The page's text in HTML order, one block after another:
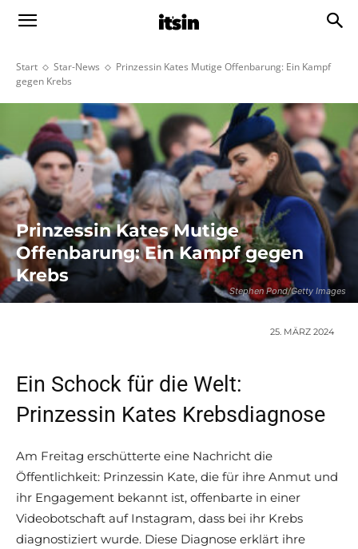
Start Star-News
Prinzessin Kates Mutige Offenbarung: Ein Kampf
gegen Krebs
Stephen Pond/Getty Images
Prinzessin Kates Mutige
Offenbarung: Ein Kampf gegen
Krebs
25. MÄRZ 2024
Ein Schock für die Welt:
Prinzessin Kates Krebsdiagnose
Am Freitag erschütterte eine Nachricht die
Öffentlichkeit: Prinzessin Kate, die für ihre Anmut und
ihr Engagement bekannt ist, offenbarte in einer
Videobotschaft auf Instagram, dass bei ihr Krebs
diagnostiziert wurde. Diese Diagnose erklärt ihre